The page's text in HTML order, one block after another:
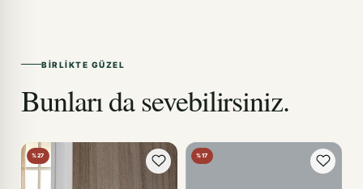
BIRLIKTE GÜZEL
Bunları da sevebilirsiniz.
%27 %17